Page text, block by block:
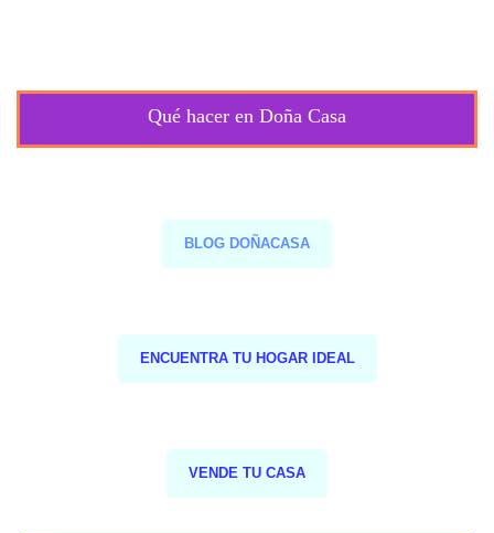
Qué hacer en Doña Casa
BLOG DOÑACASA
ENCUENTRA TU HOGAR IDEAL
VENDE TU CASA